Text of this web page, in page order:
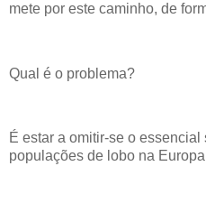
mete por este caminho, de
Qual é o problema?
É estar a omitir-se o
populações de lobo na